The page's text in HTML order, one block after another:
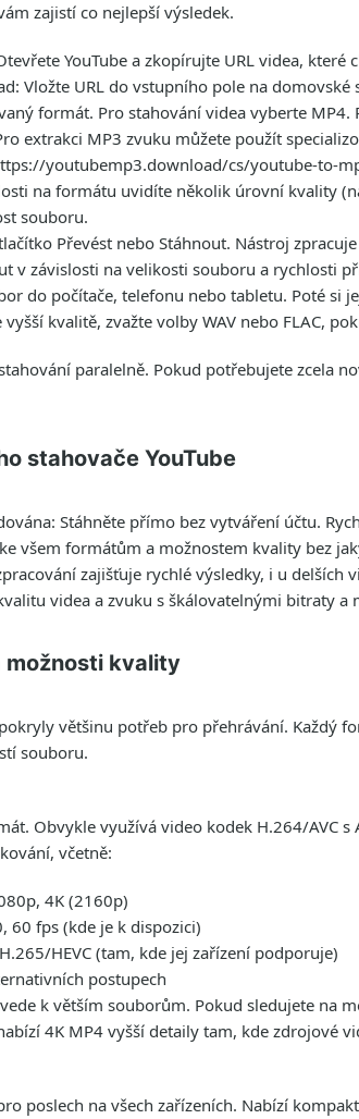
zajistí co nejlepší výsledek.
YouTube a zkopírujte URL videa,
: Vložte URL do vstupního pole na
formát. Pro stahování videa vyberte
extrakci MP3 zvuku můžete použít
youtubemp3.download/cs/youtube-to-
na formátu uvidíte několik úrovní kvality
souboru.
Převést nebo Stáhnout. Nástroj
v závislosti na velikosti souboru a rychlosti
do počítače, telefonu nebo tabletu. Poté
kvalitě, zvažte volby WAV nebo FLAC,
paralelně. Pokud potřebujete zcela
stahovače YouTube
: Stáhněte přímo bez vytváření účtu.
všem formátům a možnostem kvality bez
zajišťuje rychlé výsledky, i u delších
videa a zvuku s škálovatelnými bitraty a
možnosti kvality
většinu potřeb pro přehrávání. Každý
souboru.
Obvykle využívá video kodek H.264/AVC
včetně:
4K (2160p)
60 fps (kde je k dispozici)
HEVC (tam, kde jej zařízení podporuje)
postupech
k větším souborům. Pokud sledujete na
4K MP4 vyšší detaily tam, kde zdrojové
poslech na všech zařízeních. Nabízí